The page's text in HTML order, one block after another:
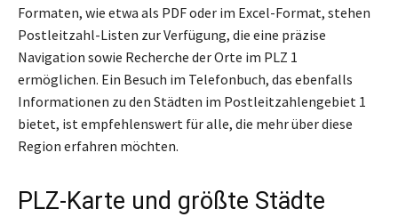
Formaten, wie etwa als PDF oder im Excel-Format, stehen
Postleitzahl-Listen zur Verfügung, die eine präzise
Navigation sowie Recherche der Orte im PLZ 1
ermöglichen. Ein Besuch im Telefonbuch, das ebenfalls
Informationen zu den Städten im Postleitzahlengebiet 1
bietet, ist empfehlenswert für alle, die mehr über diese
Region erfahren möchten.
PLZ-Karte und größte Städte